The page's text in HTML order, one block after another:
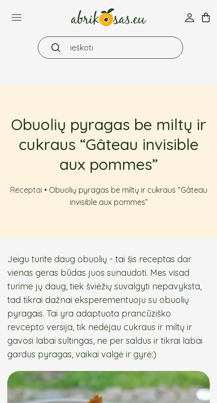
Obuolių pyragas be miltų ir
cukraus “Gâteau invisible
aux pommes”
Receptai • Obuolių pyragas be miltų ir cukraus “Gâteau
invisible aux pommes”
Jeigu turite daug obuolių - tai šis receptas dar
vienas geras būdas juos sunaudoti. Mes visad
turime jų daug, tiek šviežių suvalgyti nepavyksta,
tad tikrai dažnai eksperementuoju su obuolių
pyragais. Tai yra adaptuota prancūziško
revcepto versija, tik nedėjau cukraus ir miltų ir
gavosi labai sultingas, ne per saldus ir tikrai labai
gardus pyragas, vaikai valgė ir gyrė:)